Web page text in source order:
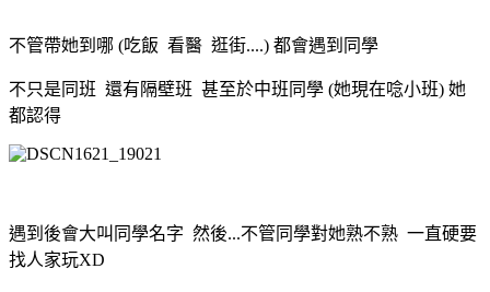
不管帶她到哪 (吃飯 看醫 逛街....) 都會遇到同學
不只是同班 還有隔壁班 甚至於中班同學 (她現在唸小班) 她
都認得
遇到後會大叫同學名字 然後...不管同學對她熟不熟 一直硬要
找人家玩XD